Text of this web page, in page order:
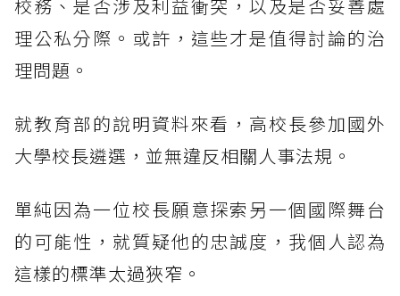
校務、是否涉及利益衝突，以及是否妥善處
理公私分際。或許，這些才是值得討論的治
理問題。
就教育部的說明資料來看，高校長參加國外
大學校長遴選，並無違反相關人事法規。
單純因為一位校長願意探索另一個國際舞台
的可能性，就質疑他的忠誠度，我個人認為
這樣的標準太過狹窄。